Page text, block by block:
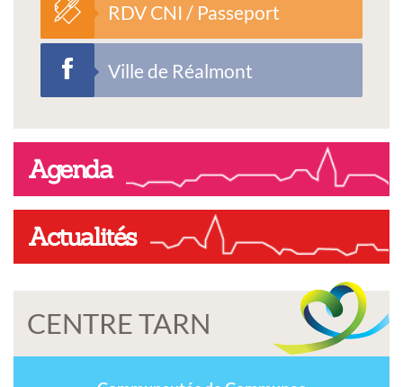
RDV CNI / Passeport
Ville de Réalmont
Agenda
Actualités
CENTRE TARN